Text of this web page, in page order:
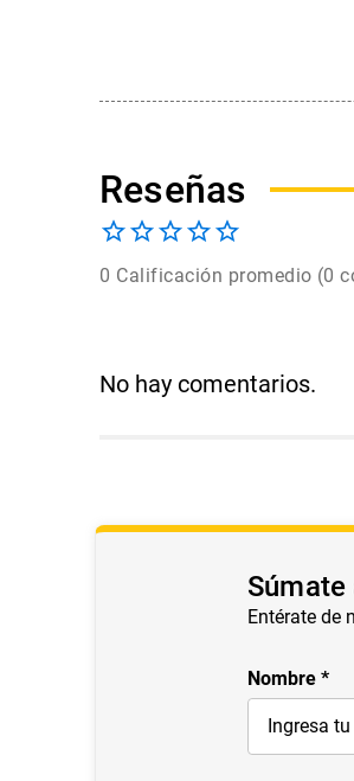
0 Calificación promedio (0
No hay comentarios.
Súmate
Entérate de
Nombre